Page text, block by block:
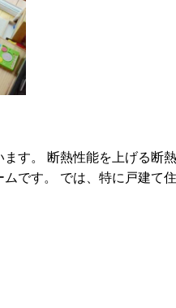
す。 断熱性能を上げる断
です。 では、特に戸建て